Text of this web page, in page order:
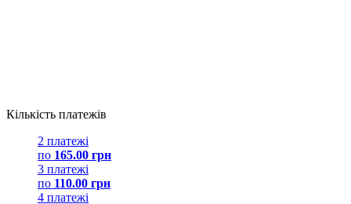
Кількість платежів
2 платежі
по 165.00 грн
3 платежі
по 110.00 грн
4 платежі